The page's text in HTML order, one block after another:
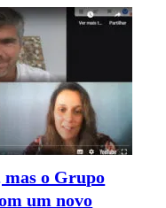
mas o Grupo
um novo